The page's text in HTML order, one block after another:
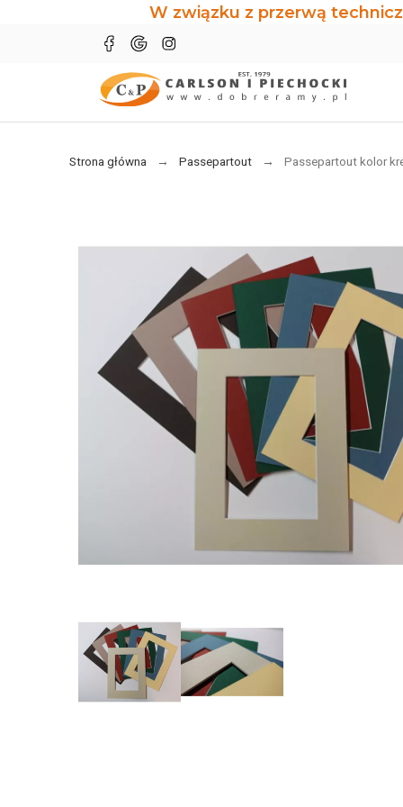
W związku z przerwą
Strona główna Passepartout Passepartout kolor